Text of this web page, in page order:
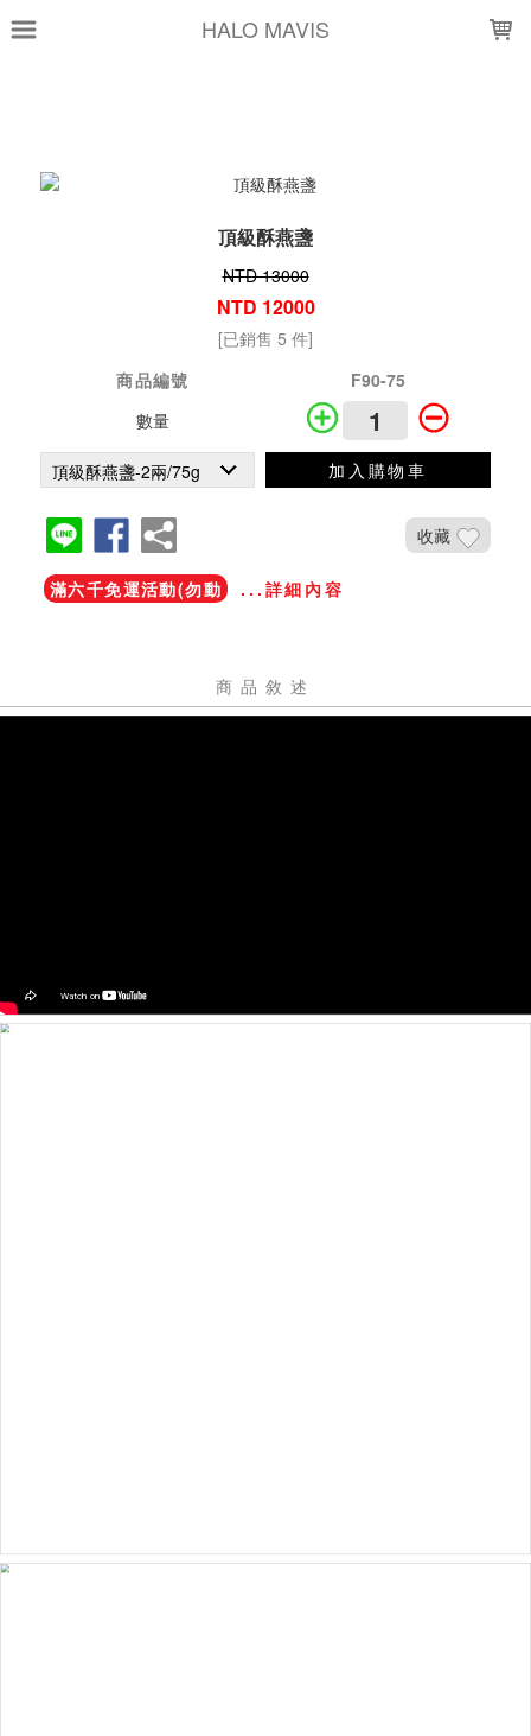
HALO MAVIS
頂級酥燕盞
NTD 13000
NTD 12000
[已銷售 5 件]
商品編號
F90-75
數量
加入購物車
收藏
滿六千免運活動(勿動 ...詳細內容
商品敘述